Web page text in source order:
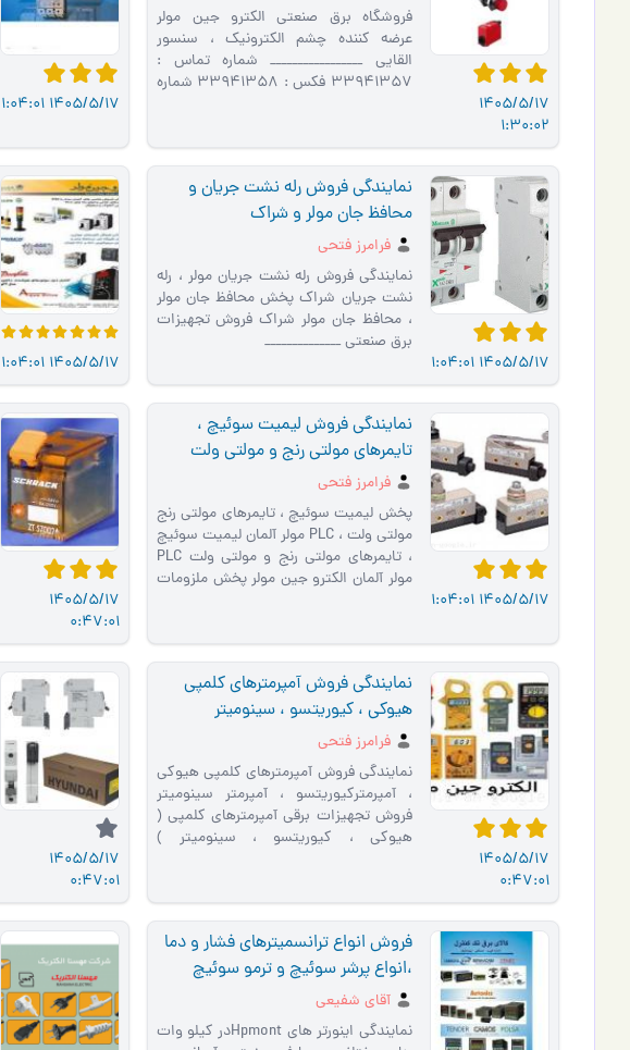
1405/5/17
1:30:02
فروشگاه برق صنعتی الکترو جین مولر
عرضه کننده چشم الکترونیک ، سنسور
القایی _________________ شماره تماس :
33941357 فکس : 33941358 شماره
1405/5/17 1:04:01
1405/5/17 1:04:01
نمایندگی فروش رله نشت جریان و
محافظ جان مولر و شراک
فرامرز فتحی
نمایندگی فروش رله نشت جریان مولر ، رله
نشت جریان شراک پخش محافظ جان مولر
، محافظ جان مولر شراک فروش تجهیزات
برق صنعتی ______________
1405/5/17 1:04:01
1405/5/17 1:04:01
نمایندگی فروش لیمیت سوئیچ ،
تایمرهای مولتی رنج و مولتی ولت
فرامرز فتحی
پخش لیمیت سوئیچ ، تایمرهای مولتی رنج
مولتی ولت ، PLC مولر آلمان لیمیت سوئیچ
، تایمرهای مولتی رنج و مولتی ولت PLC
مولر آلمان الکترو جین مولر پخش ملزومات
1405/5/17
0:47:01
1405/5/17
0:47:01
نمایندگی فروش آمپرمترهای کلمپی
هیوکی ، کیوریتسو ، سینومیتر
فرامرز فتحی
نمایندگی فروش آمپرمترهای کلمپی هیوکی
، آمپرمترکیوریتسو ، آمپرمتر سینومیتر
فروش تجهیزات برقی آمپرمترهای کلمپی (
هیوکی ، کیوریتسو ، سینومیتر )
1405/5/17
0:47:01
فروش انواع ترانسمیترهای فشار و دما
،انواع پرشر سوئیچ و ترمو سوئیچ
لودسل
آقای شفیعی
نمایندگی اینورتر های Hpmontدر کیلو وات